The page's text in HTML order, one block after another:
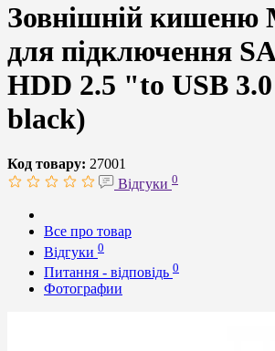
Зовнішній кишеню
для підключення
HDD 2.5 "to USB
black)
Код товару: 27001
Відгуки 0
Все про товар
Відгуки 0
Питання - відповідь 0
Фотографии